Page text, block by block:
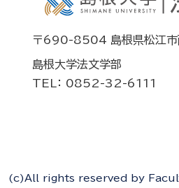
〒690-8504 島根県松江
島根大学法文学部
TEL： 0852-32-6111
(c)All rights reserved by